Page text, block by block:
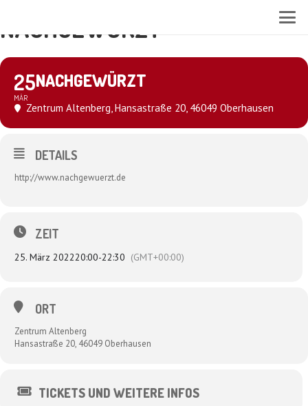
NACHGEWÜRZT
25
MÄR
NACHGEWÜRZT
Zentrum Altenberg, Hansastraße 20, 46049 Oberhausen
DETAILS
http://www.nachgewuerzt.de
ZEIT
25. März 202220:00-22:30 (GMT+00:00)
ORT
Zentrum Altenberg
Hansastraße 20, 46049 Oberhausen
TICKETS UND WEITERE INFOS